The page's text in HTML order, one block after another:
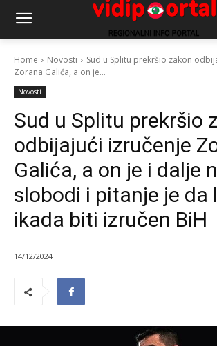
Home Novosti
Sud u Splitu prekršio zakon
Zorana Galića, a on je...
Novosti
Sud u Splitu prekršio
odbijajući izručenje
Galića, a on je i dalje
slobodi i pitanje je da
ikada biti izručen BiH
14/12/2024